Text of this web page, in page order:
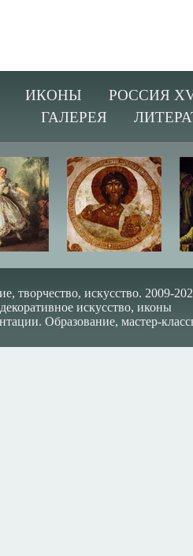
ИКОНЫ
РОССИЯ
ГАЛЕРЕЯ
творчество, искусство. 2009-
искусство, иконы
Образование, мастер-